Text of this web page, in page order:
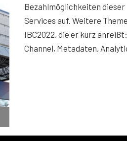
Bezahlmöglichkeiten dieser
Services auf. Weitere
IBC2022, die er kurz
Channel, Metadaten,